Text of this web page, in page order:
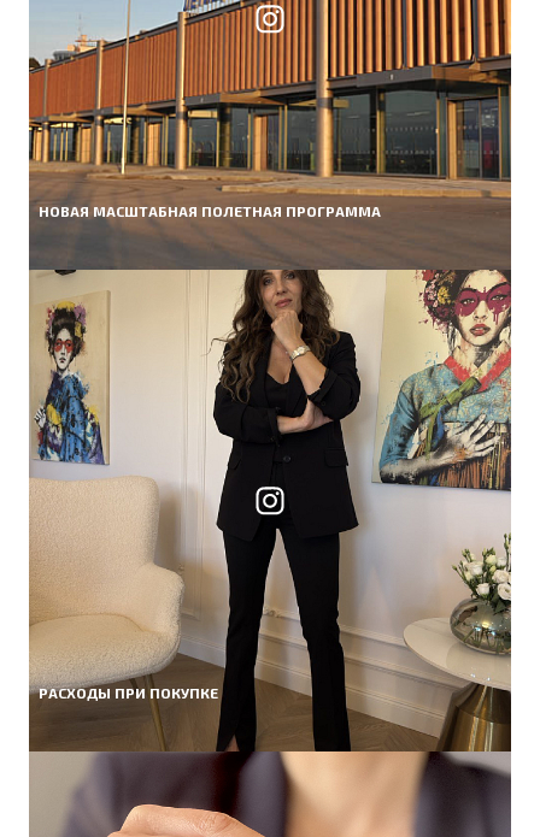
НОВАЯ МАСШТАБНАЯ ПОЛЕТНАЯ ПРОГРАММА
РАСХОДЫ ПРИ ПОКУПКЕ